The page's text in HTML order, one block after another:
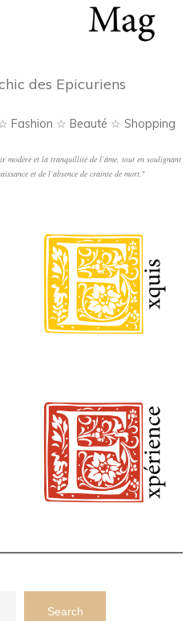
des Epicuriens
Fashion ☆ Beauté ☆ Shopping
modéré et la tranquillité de l’âme, tout en soulignant
et de l’absence de crainte de mort."
Search